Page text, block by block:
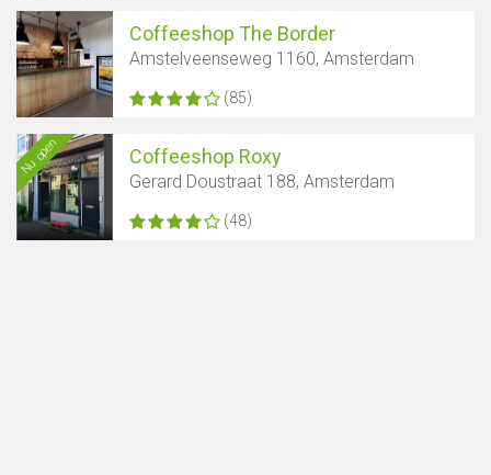
Coffeeshop The Border
Amstelveenseweg 1160, Amsterdam
(85)
Nu open Coffeeshop Roxy
Gerard Doustraat 188, Amsterdam
(48)